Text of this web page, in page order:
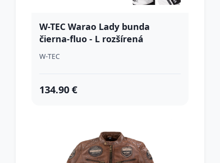
W-TEC Warao Lady bunda
čierna-fluo - L rozšírená
W-TEC
134.90 €